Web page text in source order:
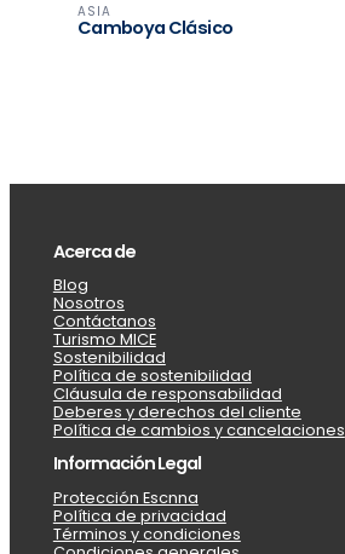
ASIA
Camboya Clásico
Acerca de
Blog
Nosotros
Contáctanos
Turismo MICE
Sostenibilidad
Política de sostenibilidad
Cláusula de responsabilidad
Deberes y derechos del cliente
Política de cambios y cancelaciones
Información Legal
Protección Escnna
Política de privacidad
Términos y condiciones